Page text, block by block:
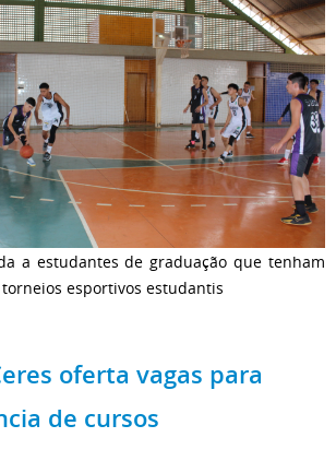
a estudantes de graduação que tenham
esportivos estudantis
oferta vagas para
de cursos